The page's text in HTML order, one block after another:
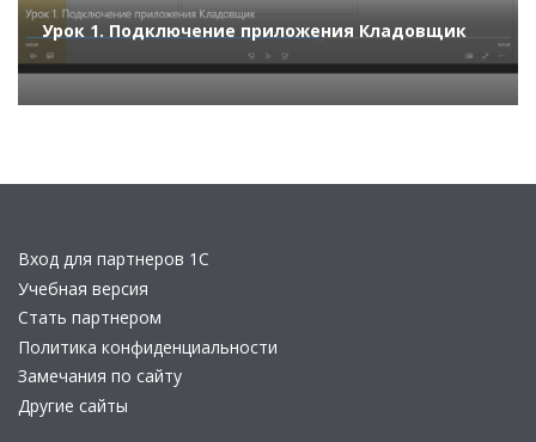
Урок 1. Подключение приложения Кладовщик
Вход для партнеров 1С
Учебная версия
Стать партнером
Политика конфиденциальности
Замечания по сайту
Другие сайты